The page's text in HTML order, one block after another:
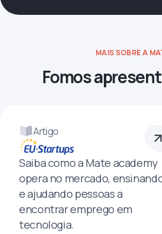
MAIS SOBRE A
Fomos
Artigo
Saiba como a Mate academy
opera no mercado,
e ajudando pessoas a
encontrar emprego em
tecnologia.